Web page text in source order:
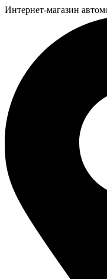
Интернет-магазин